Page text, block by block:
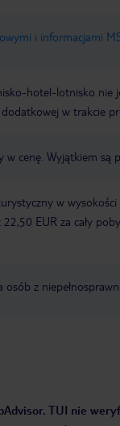
i informacjami
hotel-lotnisko nie
w trakcie
cenę. Wyjątkiem są
w
EUR za cały
z
TUI nie